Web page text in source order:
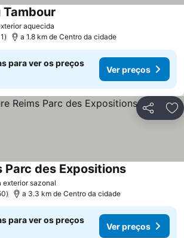
aquecida
Tambour
a 1.8 km de Centro da cidade
para ver os preços
Ver preços
Partilhar
exterior sazonal
Parc des Expositions
a 3.3 km de Centro da cidade
para ver os preços
Ver preços